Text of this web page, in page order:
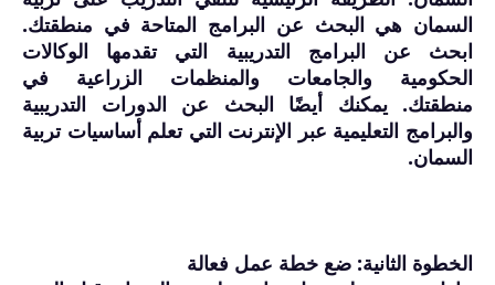
السمان هي البحث عن البرامج المتاحة في منطقتك.
ابحث عن البرامج التدريبية التي تقدمها الوكالات
الحكومية والجامعات والمنظمات الزراعية في
منطقتك. يمكنك أيضًا البحث عن الدورات التدريبية
والبرامج التعليمية عبر الإنترنت التي تعلم أساسيات تربية
السمان.
الخطوة الثانية: ضع خطة عمل فعالة